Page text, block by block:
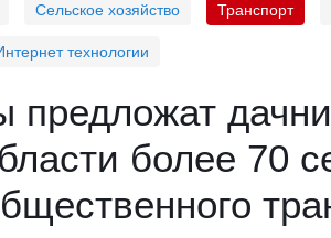
Сельское хозяйство Транспорт
технологии
предложат
более 70